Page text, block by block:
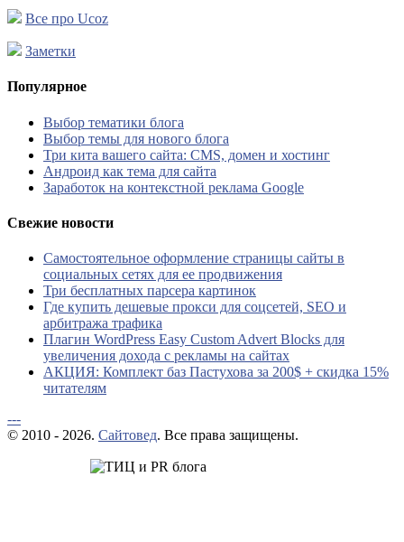
Все про Ucoz
Заметки
Популярное
Выбор тематики блога
Выбор темы для нового блога
Три кита вашего сайта: CMS, домен и хостинг
Андроид как тема для сайта
Заработок на контекстной реклама Google
Свежие новости
Самостоятельное оформление страницы сайты в
социальных сетях для ее продвижения
Три бесплатных парсера картинок
Где купить дешевые прокси для соцсетей, SEO и
арбитража трафика
Плагин WordPress Easy Custom Advert Blocks для
увеличения дохода с рекламы на сайтах
АКЦИЯ: Комплект баз Пастухова за 200$ + скидка 15%
читателям
---
© 2010 - 2026. Сайтовед. Все права защищены.